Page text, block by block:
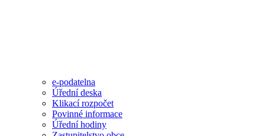
e-podatelna
Úřední deska
Klikací rozpočet
Povinné informace
Úřední hodiny